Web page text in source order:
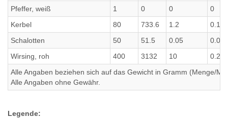
Pfeffer, weiß
1 0 0
0
Kerbel
80 733.6 1.2
0.1
Schalotten
50 51.5 0.05
0.025
Wirsing, roh
400 3132 10
0.2
Alle Angaben beziehen sich auf das Gewicht in Gramm (Menge/
Alle Angaben ohne Gewähr.
Legende: